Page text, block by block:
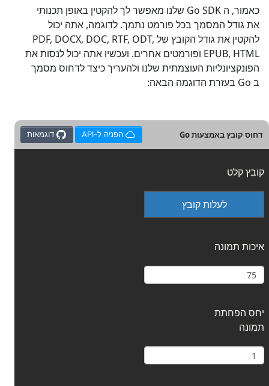
כאמור, ה Go SDK שלנו מאפשר לך להקטין באופן תכנותי
את גודל המסמך בכל פורמט נתמך. לדוגמה, אתה יכול
להקטין את גודל הקובץ של PDF, DOCX, DOC, RTF, ODT,
EPUB, HTML ופורמטים אחרים. ועכשיו אתה יכול לנסות את
הפונקציונליות העוצמתית שלנו ולהעריך כיצד לדחוס מסמך
ב Go בעזרת הדוגמה הבאה:
דחוס קובץ באמצעות Go הפניה ל-API דוגמאות
קובץ קלט
לעלות קובץ
איכות תמונה
יחס הפחתת
תמונה